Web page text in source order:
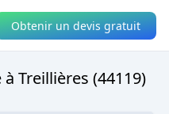
Obtenir un devis gratuit
Treillières (44119)